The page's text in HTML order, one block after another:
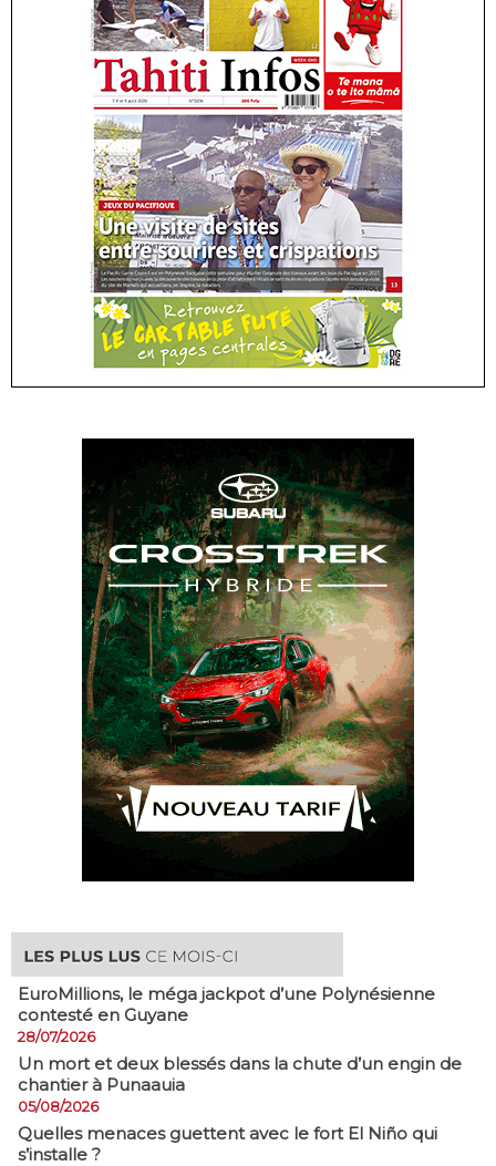
EuroMillions, ​le méga jackpot d’une Polynésienne
contesté en Guyane
28/07/2026
​Un mort et deux blessés dans la chute d’un engin de
chantier à Punaauia
05/08/2026
Quelles menaces guettent avec le fort El Niño qui
s’installe ?